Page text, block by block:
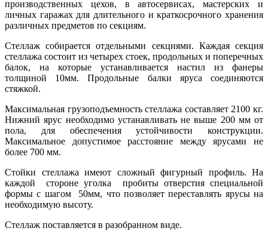
производственных цехов, в автосервисах, мастерских и
личных гаражах для длительного и краткосрочного хранения
различных предметов по секциям.
Стеллаж собирается отдельными секциями. Каждая секция
стеллажа состоит из четырех стоек, продольных и поперечных
балок, на которые устанавливается настил из фанеры
толщиной 10мм. Продольные балки яруса соединяются
стяжкой.
Максимальная грузоподъемность стеллажа составляет 2100 кг.
Нижний ярус необходимо устанавливать не выше 200 мм от
пола, для обеспечения устойчивости конструкции.
Максимальное допустимое расстояние между ярусами не
более 700 мм.
Стойки стеллажа имеют сложный фигурный профиль. На
каждой стороне уголка пробиты отверстия специальной
формы с шагом 50мм, что позволяет переставлять ярусы на
необходимую высоту.
Стеллаж поставляется в разобранном виде.